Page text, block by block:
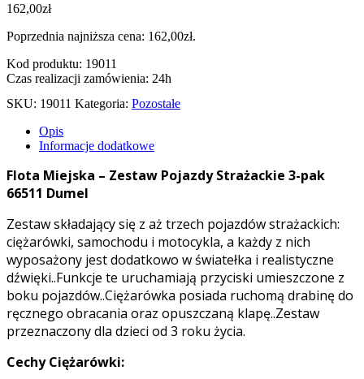
162,00zł
Poprzednia najniższa cena: 162,00zł.
Kod produktu: 19011
Czas realizacji zamówienia: 24h
SKU: 19011 Kategoria: Pozostałe
Opis
Informacje dodatkowe
Flota Miejska – Zestaw Pojazdy Strażackie 3-pak
66511 Dumel
Zestaw składający się z aż trzech pojazdów strażackich:
ciężarówki, samochodu i motocykla, a każdy z nich
wyposażony jest dodatkowo w światełka i realistyczne
dźwięki..Funkcje te uruchamiają przyciski umieszczone z
boku pojazdów..Ciężarówka posiada ruchomą drabinę do
ręcznego obracania oraz opuszczaną klapę..Zestaw
przeznaczony dla dzieci od 3 roku życia.
Cechy Ciężarówki: